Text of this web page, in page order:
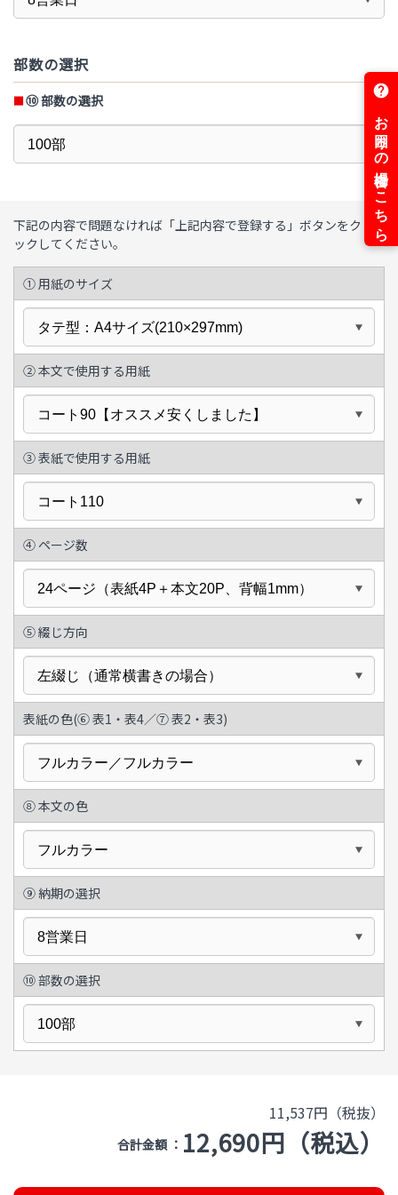
部数の選択
⑩部数の選択
下記の内容で問題なければ「上記内容で登録する」ボタンをクリ
ックしてください。
① 用紙のサイズ
② 本文で使用する用紙
③ 表紙で使用する用紙
④ ページ数
⑤綴じ方向
表紙の色(⑥表1・表4／⑦表2・表3)
⑧本文の色
⑨納期の選択
⑩部数の選択
11,537円（税抜）
合計金額 ： 12,690円（税込）